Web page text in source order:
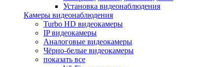
Установка видеонаблюдения
Камеры видеонаблюдения
Turbo HD видеокамеры
IP видеокамеры
Аналоговые видеокамеры
Чёрно-белые видеокамеры
показать все